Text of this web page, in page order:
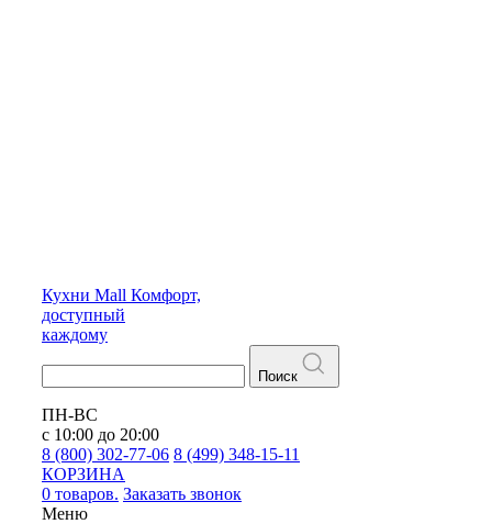
Кухни Mall Комфорт,
доступный
каждому
Поиск
ПН-ВС
с 10:00 до 20:00
8 (800) 302-77-06 8 (499) 348-15-11
КОРЗИНА
0 товаров. Заказать звонок
Меню